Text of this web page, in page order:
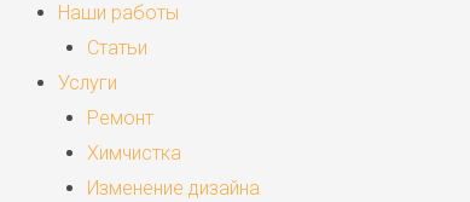
Наши работы
Статьи
Услуги
Ремонт
Химчистка
Изменение дизайна